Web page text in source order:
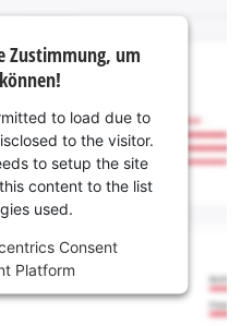
Zustimmung, um
to load due to
to the visitor.
to setup the site
content to the list
used.
Consent
Platform